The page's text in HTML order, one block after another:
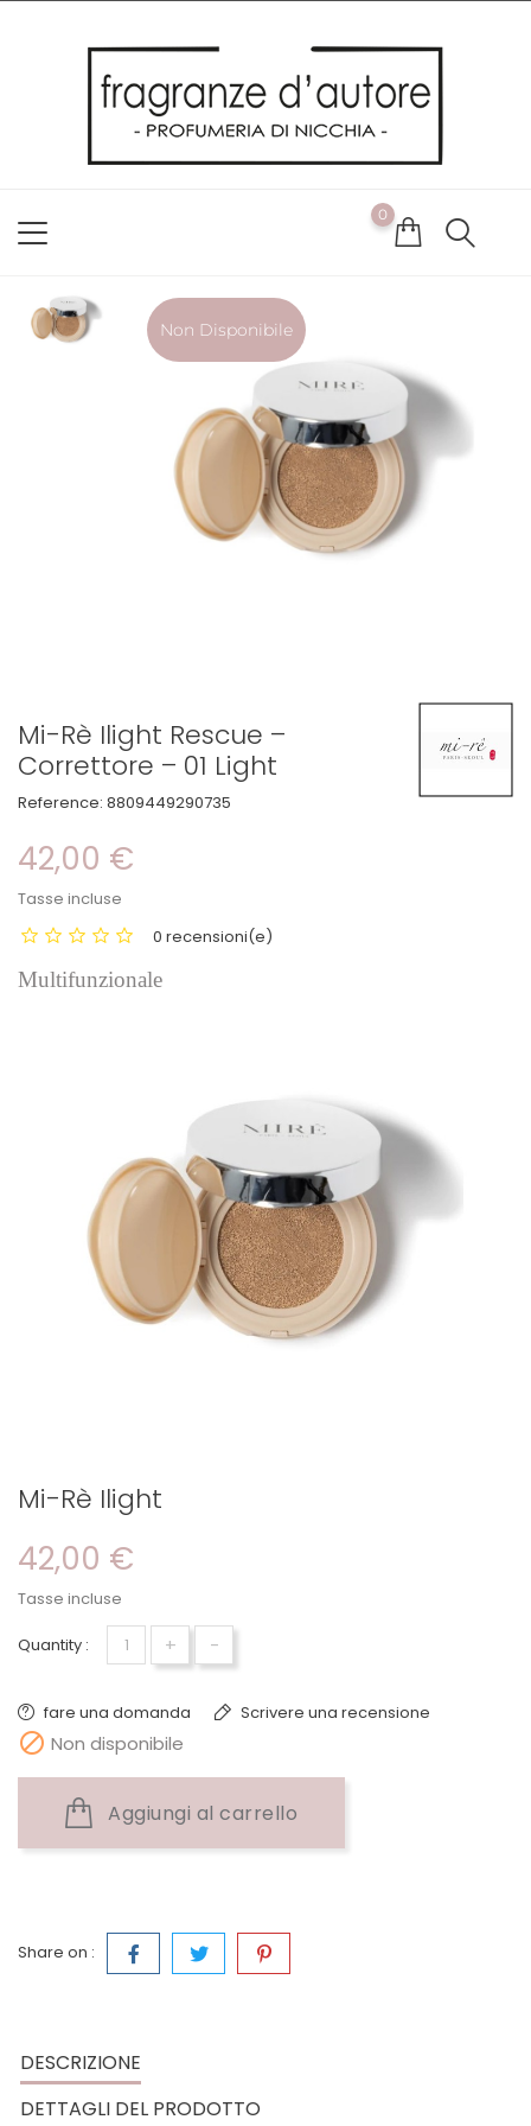
Utilizziamo i cookie per offrirti la migliore esperienza possibile
sul nostro sito web. Cliccando su OK, acconsenti alla nostra
politica sui cookie. Se desideri modificare le tue preferenze sui
cookie, puoi farlo
0
Non Disponibile
Mi-Rè Ilight Rescue –
Correttore – 01 Light
Reference: 8809449290735
42,00 €
Tasse incluse
0 recensioni(e)
Multifunzionale
Mi-Rè Ilight
42,00 €
Tasse incluse
Quantity : + -
fare una domanda Scrivere una recensione
 Non disponibile
Aggiungi al carrello
Share on :
DESCRIZIONE
DETTAGLI DEL PRODOTTO